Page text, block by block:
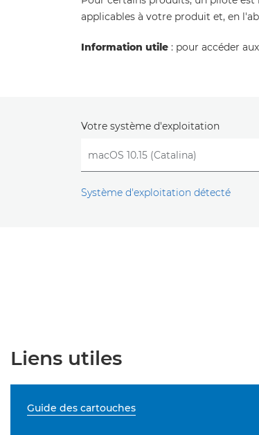
applicables à votre produit et, en
Information utile : pour accéder
Votre système d'exploitation
Système d'exploitation détecté
Liens utiles
Guide des cartouches